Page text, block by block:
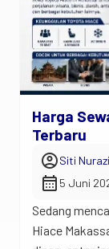
Harga
Terbaru
account_circleSiti
calendar_month 5 Juni
Sedang
Hiace